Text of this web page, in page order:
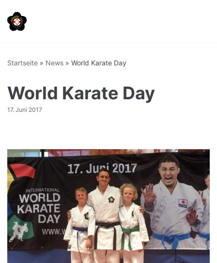
Zum
Inhalt
Startseite » News » World Karate Day
World Karate Day
17. Juni 2017